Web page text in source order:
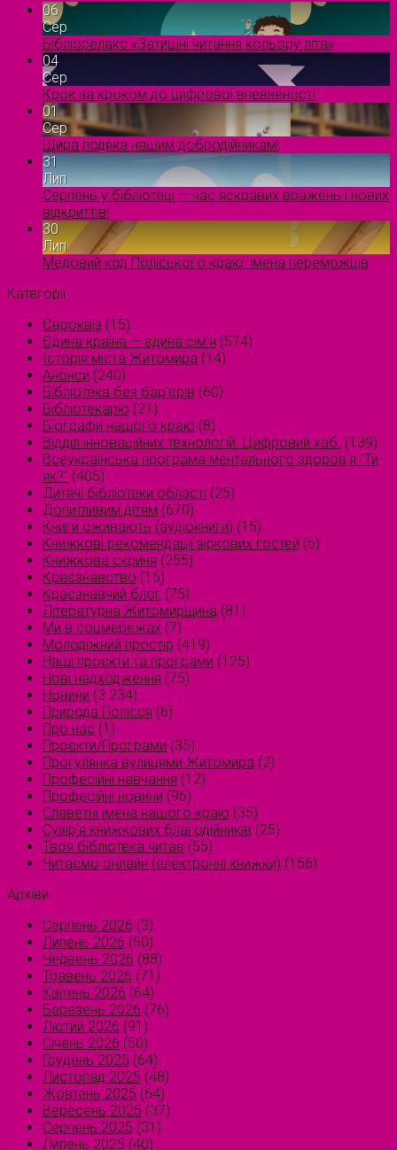
06
Сер
Бібліорелакс «Затишні читання кольору літа»
04
Сер
Крок за кроком до цифрової впевненості
01
Сер
Щира подяка нашим добродійникам!
31
Лип
Серпень у бібліотеці — час яскравих вражень і нових
відкриттів!
30
Лип
Медовий код Поліського краю: імена переможців
Категорії
Євроквіз (15)
Єдина країна — єдина сім’я (574)
Історія міста Житомира (14)
Анонси (240)
Бібліотека без бар'єрів (60)
Бібліотекарю (21)
Біографи нашого краю (8)
Відділ інноваційних технологій. Цифровий хаб. (139)
Всеукраїнська програма ментального здоров'я "Ти
як?" (405)
Дитячі бібліотеки області (25)
Допитливим дітям (670)
Книги оживають (аудіокниги) (15)
Книжкові рекомендації зіркових гостей (5)
Книжкова скриня (255)
Краєзнавство (15)
Краєзнавчий блог (75)
Літературна Житомирщина (81)
Ми в соцмережах (7)
Молодіжний простір (419)
Наші проєкти та програми (125)
Нові надходження (75)
Новини (3 234)
Природа Полісся (6)
Про нас (1)
Проєкти/Програми (35)
Прогулянка вулицями Житомира (2)
Професійні навчання (12)
Професійні новини (96)
Славетні імена нашого краю (35)
Сузірʼя книжкових благодійників (25)
Твоя бібліотека читає (55)
Читаємо онлайн (електронні книжки) (156)
Архіви
Серпень 2026 (3)
Липень 2026 (50)
Червень 2026 (88)
Травень 2026 (71)
Квітень 2026 (64)
Березень 2026 (76)
Лютий 2026 (91)
Січень 2026 (50)
Грудень 2025 (64)
Листопад 2025 (48)
Жовтень 2025 (64)
Вересень 2025 (37)
Серпень 2025 (31)
Липень 2025 (40)